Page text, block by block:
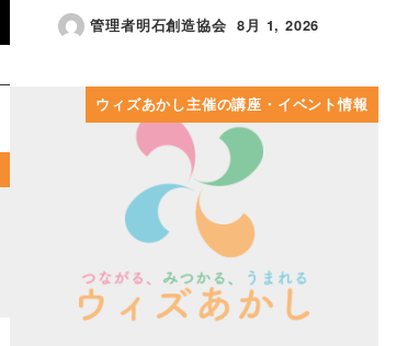
管理者明石創造協会
投稿日
8月 1, 2026
ウィズあかし主催の講座・イベント情報